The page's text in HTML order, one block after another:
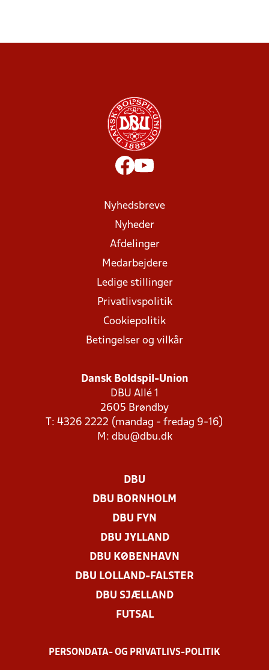
Nyhedsbreve
Nyheder
Afdelinger
Medarbejdere
Ledige stillinger
Privatlivspolitik
Cookiepolitik
Betingelser og vilkår
Dansk Boldspil-Union
DBU Allé 1
2605 Brøndby
T: 4326 2222 (mandag - fredag 9-16)
M: dbu@dbu.dk
DBU
DBU BORNHOLM
DBU FYN
DBU JYLLAND
DBU KØBENHAVN
DBU LOLLAND-FALSTER
DBU SJÆLLAND
FUTSAL
PERSONDATA- OG PRIVATLIVS-POLITIK